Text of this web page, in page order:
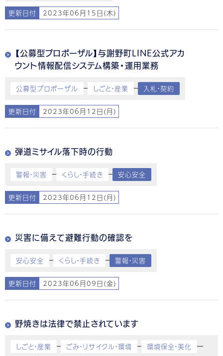
更新日付 2023年06月15日(木)
【公募型プロポーザル】与謝野町LINE公式アカ
ウント情報配信システム構築・運用業務
公募型プロポーザル しごと・産業 入札・契約
更新日付 2023年06月12日(月)
弾道ミサイル落下時の行動
警報・災害 くらし・手続き 安心安全
更新日付 2023年06月12日(月)
災害に備えて避難行動の確認を
安心安全 くらし・手続き 警報・災害
更新日付 2023年06月09日(金)
野焼きは法律で禁止されています
しごと・産業 ごみ・リサイクル・環境
環境保全・美化